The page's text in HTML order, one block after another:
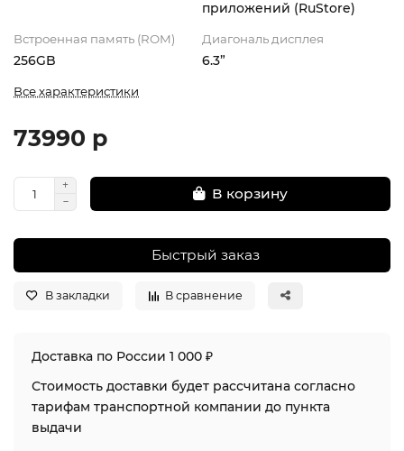
приложений (RuStore)
Встроенная память (ROM)
256GB
Диагональ дисплея
6.3”
Все характеристики
73990 р
В корзину
Быстрый заказ
В закладки В сравнение
Доставка по России 1 000 ₽
Стоимость доставки будет рассчитана согласно
тарифам транспортной компании до пункта
выдачи